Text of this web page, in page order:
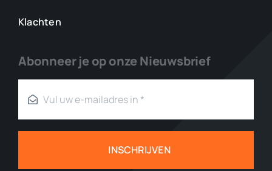
Klachten
Abonneer je op onze Nieuwsbrief
INSCHRIJVEN